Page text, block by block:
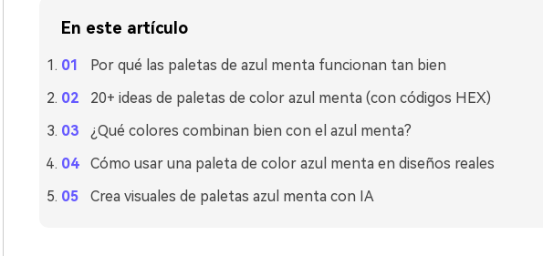
En este artículo
Por qué las paletas de azul menta funcionan tan bien
20+ ideas de paletas de color azul menta (con códigos HEX)
¿Qué colores combinan bien con el azul menta?
Cómo usar una paleta de color azul menta en diseños reales
Crea visuales de paletas azul menta con IA